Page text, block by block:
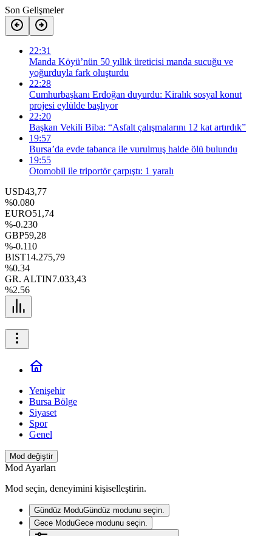
Son Gelişmeler
22:31
Manda Köyü’nün 50 yıllık üreticisi manda sucuğu ve
yoğurduyla fark oluşturdu
22:28
Cumhurbaşkanı Erdoğan duyurdu: Kiralık sosyal konut
projesi eylülde başlıyor
22:20
Başkan Vekili Biba: “Asfalt çalışmalarını 12 kat artırdık”
19:57
Bursa’da evde tabanca ile vurulmuş halde ölü bulundu
19:55
Otomobil ile triportör çarpıştı: 1 yaralı
USD43,77
%0.080
EURO51,74
%-0.230
GBP59,28
%-0.110
BIST14.275,79
%0.34
GR. ALTIN7.033,43
%2.56
Yenişehir
Bursa Bölge
Siyaset
Spor
Genel
Mod değiştir
Mod Ayarları
Mod seçin, deneyimini kişiselleştirin.
Gündüz ModuGündüz modunu seçin.
Gece ModuGece modunu seçin.